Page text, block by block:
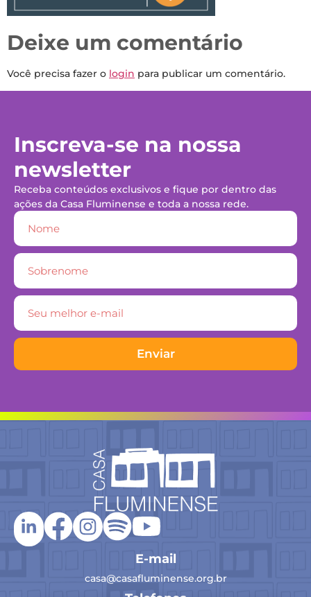
Deixe um comentário
Você precisa fazer o login para publicar um comentário.
Inscreva-se na nossa
newsletter
Receba conteúdos exclusivos e fique por dentro das
ações da Casa Fluminense e toda a nossa rede.
Enviar
E-mail
casa@casafluminense.org.br